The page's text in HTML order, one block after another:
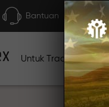
Bantuan
Untuk Traders